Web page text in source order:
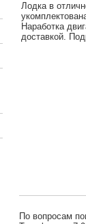
Лодка в
Наработка
доставкой.
По вопросам